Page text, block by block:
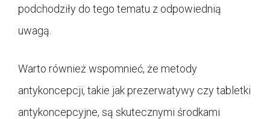
podchodziły do tego tematu z odpowiednią
uwagą.
Warto również wspomnieć, że metody
antykoncepcji, takie jak prezerwatywy czy tabletki
antykoncepcyjne, są skutecznymi środkami